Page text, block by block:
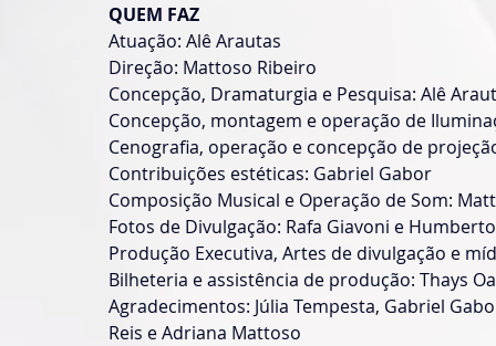
QUEM FAZ
Atuação: Alê Arautas
Direção: Mattoso Ribeiro
Concepção, Dramaturgia e Pesquisa: Alê
Concepção, montagem e operação de
Cenografia, operação e concepção de
Contribuições estéticas: Gabriel Gabor
Composição Musical e Operação de Som:
Fotos de Divulgação: Rafa Giavoni e
Produção Executiva, Artes de divulgação e
Bilheteria e assistência de produção: Thays
Agradecimentos: Júlia Tempesta, Gabriel
Reis e Adriana Mattoso